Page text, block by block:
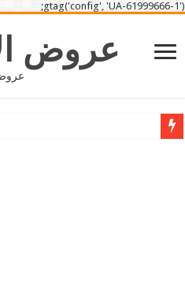
gtag('config', 'UA-61999666-1');
عروض